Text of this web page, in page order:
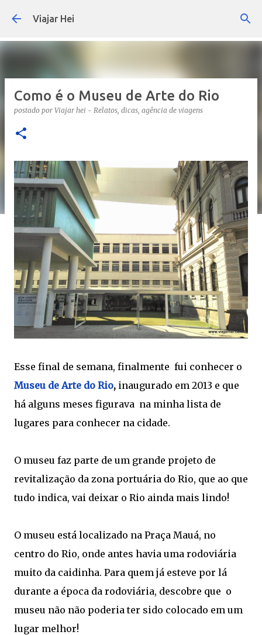
Pular para o conteúdo principal
Viajar Hei
Como é o Museu de Arte do Rio
postado por Viajar hei - Relatos, dicas, agência de viagens
Esse final de semana, finalmente fui conhecer o
Museu de Arte do Rio, inaugurado em 2013 e que
há alguns meses figurava na minha lista de
lugares para conhecer na cidade.
O museu faz parte de um grande projeto de
revitalização da zona portuária do Rio, que ao que
tudo indica, vai deixar o Rio ainda mais lindo!
O museu está localizado na Praça Mauá, no
centro do Rio, onde antes havia uma rodoviária
muito da caidinha. Para quem já esteve por lá
durante a época da rodoviária, descobre que o
museu não não poderia ter sido colocado em um
lugar melhor!